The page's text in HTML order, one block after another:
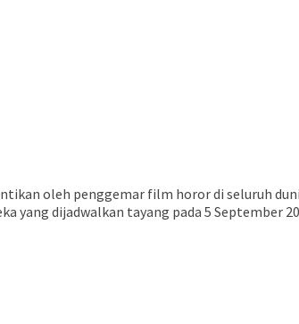
oleh penggemar film horor di seluruh
dijadwalkan tayang pada 5 September